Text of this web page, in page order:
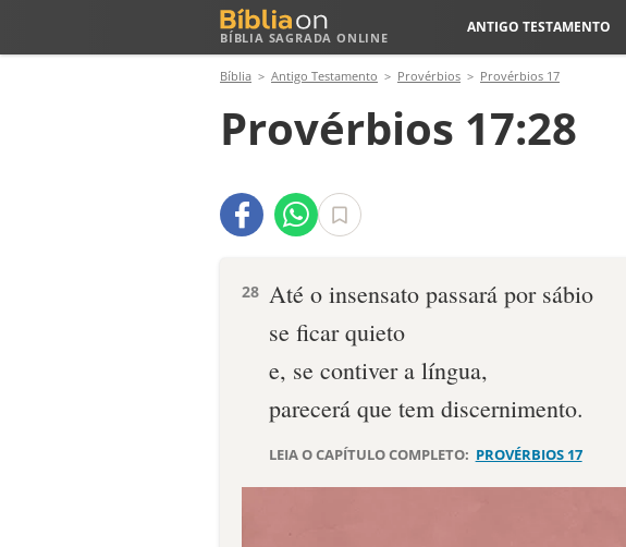
BÍBLIA SAGRADA ONLINE
ANTIGO TESTAMENTO
Bíblia Antigo Testamento Provérbios Provérbios 17
Provérbios 17:28
28 Até o insensato passará por sábio
se ficar quieto
e, se contiver a língua,
parecerá que tem discernimento.
LEIA O CAPÍTULO COMPLETO: PROVÉRBIOS 17